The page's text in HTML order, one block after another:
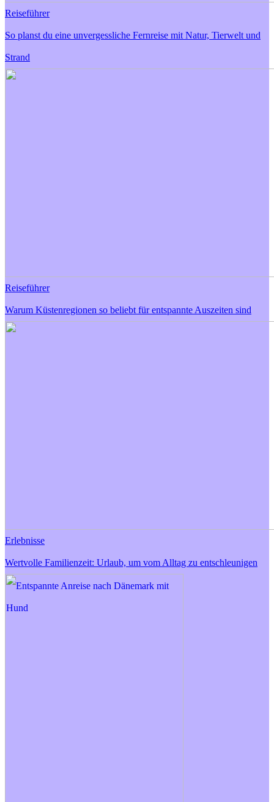
Reiseführer
So planst du eine unvergessliche Fernreise mit Natur, Tierwelt und
Strand
Reiseführer
Warum Küstenregionen so beliebt für entspannte Auszeiten sind
Erlebnisse
Wertvolle Familienzeit: Urlaub, um vom Alltag zu entschleunigen